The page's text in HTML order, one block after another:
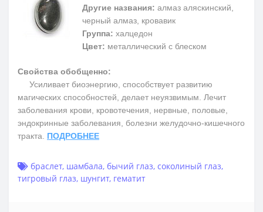
Другие названия: алмаз аляскинский,
черный алмаз, кровавик
Группа: халцедон
Цвет: металлический с блеском
Свойства обобщенно:
Усиливает биоэнергию, способствует развитию
магических способностей, делает неуязвимым. Лечит
заболевания крови, кровотечения, нервные, половые,
эндокринные заболевания, болезни желудочно-кишечного
тракта. ПОДРОБНЕЕ
браслет, шамбала, бычий глаз, соколиный глаз,
тигровый глаз, шунгит, гематит